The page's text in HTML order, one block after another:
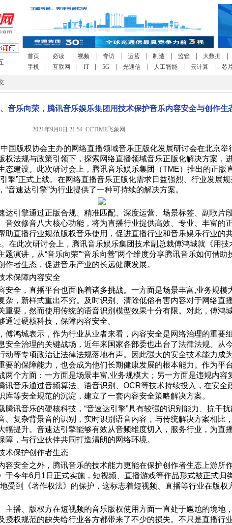
首页 必读 视频 专访 运营 制造 监管 大数据
手机
互联网 IT 5G 光通信 人工智能 云计算 芯
音乐向荣，腾讯音乐娱乐集团用技术保护音乐内容安全与创作生
2021年9月8日 21:54 CCTIME飞象网
国版权协会主办的网络直播领域音乐正版化发展研讨会在北京举
权法规与政策引领下，探索网络直播领域音乐正版化解决方案，
态建设。此次研讨会上，腾讯音乐娱乐集团（TME）推出的正版
擎”正式上线。在网络直播音乐正版化需求日益强烈、行业发展规
“音速达引擎”为行业提供了一种可持续的解决方案。
达引擎通过正版合规、精准匹配、深度运营、场景标签、副歌片
音效修音八大核心功能，将为直播行业提供高效、专业、丰富的
助直播行业规范版权音乐使用，促进直播行业和音乐娱乐行业的
。在此次研讨会上，腾讯音乐娱乐集团技术副总裁傅鸿城就《用技
题演讲，从“音乐向荣”“音乐向善”两个维度分享腾讯音乐如何借助
作者生态，促进音乐产业的长远健康发展。
术保障内容安全
安全，直播平台也面临着诸多挑战。一方面是场景丰富,业务规模
杂，新样式重出不穷。及时识别、清除低俗有害内容对于网络直
重要，然而使用传统的语音识别模型效果十分有限。对此，傅鸿
通过硬核科技，保障内容安全。
傅鸿城表示，作为行业从业者来看，内容安全是网络治理的重要
安全治理的关键战场，近年来国家各部委也出台了法律法规。从
动等专项政治让法律法规落地有声。因此强大的安全技术能力成
要的保障能力，也会成为他们长期健康发展的根本能力。作为平
两个方面：一方面是场景丰富,业务规模大；另一方面是违规内容
讯音乐通过音频算法、语音识别、OCR等技术持续投入，在安全
库等安全规范的沉淀，建立了一套内容安全策略解决方案。
腾讯音乐的硬核科技，“音速达引擎”具有较强的识别能力、抗干扰
、复杂背景音的识别，实时识别语音内容，与传统解决方案相比
幅提升。音速达引擎能够有效从音频维度切入，服务行业，为直
障，与行业伙伴共同打造清朗的网络环境。
术保护创作者生态
容安全之外，腾讯音乐的技术能力更能在保护创作者生态上游所
于今年6月1日正式实施，短视频、直播游戏等作品形式被正式归
受到《著作权法》的保护，这标志着短视频、直播等行业在版权
主播、版权方在短视频的音乐版权使用方面一直处于尴尬的境地
授权规范的缺失给行业各方都带来了不少的损失。不只是直播行